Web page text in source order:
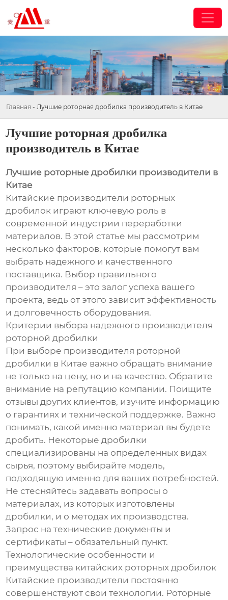
Главная - Лучшие роторная дробилка производитель в Китае
Лучшие роторная дробилка
производитель в Китае
Лучшие роторные дробилки производители в
Китае
Китайские производители роторных
дробилок играют ключевую роль в
современной индустрии переработки
материалов. В этой статье мы рассмотрим
несколько факторов, которые помогут вам
выбрать надежного и качественного
поставщика. Выбор правильного
производителя – это залог успеха вашего
проекта, ведь от этого зависит эффективность
и долговечность оборудования.
Критерии выбора надежного производителя
роторной дробилки
При выборе производителя роторной
дробилки в Китае важно обращать внимание
не только на цену, но и на качество. Обратите
внимание на репутацию компании. Поищите
отзывы других клиентов, изучите информацию
о гарантиях и технической поддержке. Важно
понимать, какой именно материал вы будете
дробить. Некоторые дробилки
специализированы на определенных видах
сырья, поэтому выбирайте модель,
подходящую именно для ваших потребностей.
Не стесняйтесь задавать вопросы о
материалах, из которых изготовлены
дробилки, и о методах их производства.
Запрос на технические документы и
сертификаты – обязательный пункт.
Технологические особенности и
преимущества китайских роторных дробилок
Китайские производители постоянно
совершенствуют свои технологии. Роторные